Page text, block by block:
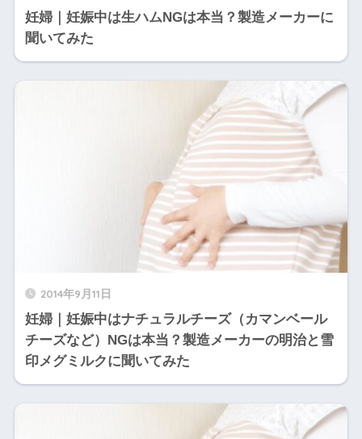
妊婦｜妊娠中は生ハムNGは本当？製造メーカーに
聞いてみた
2014年9月11日
妊婦｜妊娠中はナチュラルチーズ（カマンベール
チーズなど）NGは本当？製造メーカーの明治と雪
印メグミルクに聞いてみた